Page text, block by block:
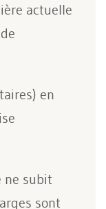
actuelle
en
ne subit
sont